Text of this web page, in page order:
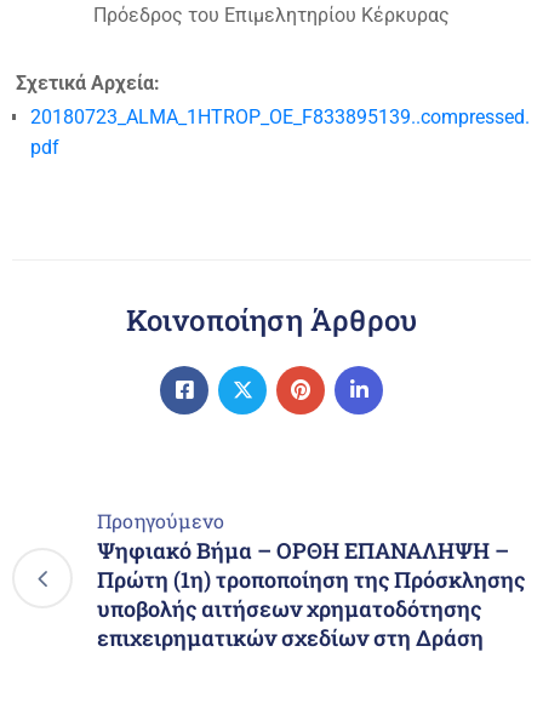
Πρόεδρος του Επιμελητηρίου Κέρκυρας
Σχετικά Αρχεία:
20180723_ALMA_1HTROP_OE_F833895139..compressed.
pdf
Κοινοποίηση Άρθρου
Προηγούμενο
Ψηφιακό Βήμα – ΟΡΘΗ ΕΠΑΝΑΛΗΨΗ –
Πρώτη (1η) τροποποίηση της Πρόσκλησης
υποβολής αιτήσεων χρηματοδότησης
επιχειρηματικών σχεδίων στη Δράση